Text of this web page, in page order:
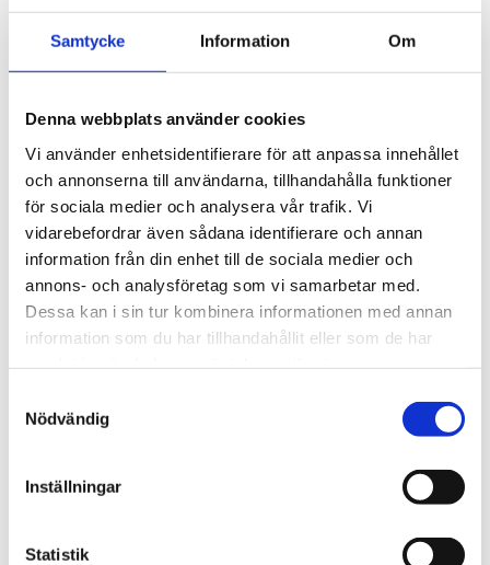
Samtycke Information Om
Denna webbplats använder cookies
Vi använder enhetsidentifierare för att anpassa innehållet
och annonserna till användarna, tillhandahålla funktioner
för sociala medier och analysera vår trafik. Vi
vidarebefordrar även sådana identifierare och annan
information från din enhet till de sociala medier och
annons- och analysföretag som vi samarbetar med.
Dessa kan i sin tur kombinera informationen med annan
information som du har tillhandahållit eller som de har
Nödvändig
Inställningar
Statistik
2 690,00